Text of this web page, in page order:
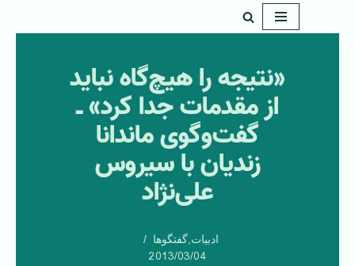
«نتیجه را هیچ‌گاه نباید
از مقدمات جدا کرد» ـ
گفت‌و‌گوی ماندانا
زندیان با سیروس
علی‌نژاد
ادبیات,گفتگوها
2013/03/04